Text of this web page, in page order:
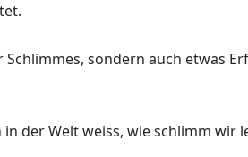
Schlimmes, sondern auch etwas
in der Welt weiss, wie schlimm